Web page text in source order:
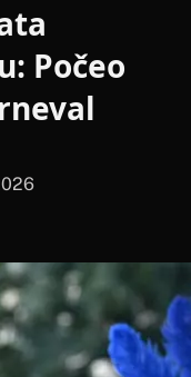
Počeo